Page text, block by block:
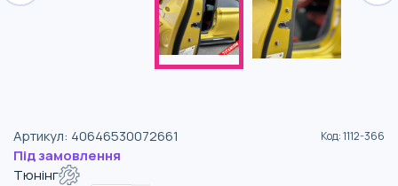
Артикул: 40646530072661 Код:1112-366
Під замовлення
Тюнінг